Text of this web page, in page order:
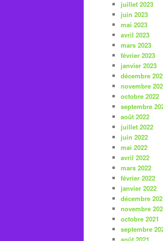
juillet 2023
juin 2023
mai 2023
avril 2023
mars 2023
février 2023
janvier 2023
décembre
novembre
octobre 2022
septembre
août 2022
juillet 2022
juin 2022
mai 2022
avril 2022
mars 2022
février 2022
janvier 2022
décembre
novembre
octobre 2021
septembre